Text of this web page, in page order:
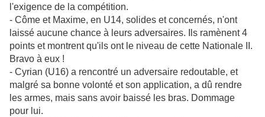
l'exigence de la compétition.
- Côme et Maxime, en U14, solides et concernés, n'ont
laissé aucune chance à leurs adversaires. Ils ramènent 4
points et montrent qu'ils ont le niveau de cette Nationale II.
Bravo à eux !
- Cyrian (U16) a rencontré un adversaire redoutable, et
malgré sa bonne volonté et son application, a dû rendre
les armes, mais sans avoir baissé les bras. Dommage
pour lui.